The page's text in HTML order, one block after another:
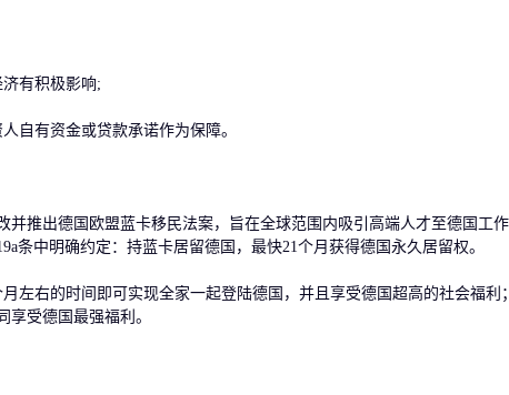
有积极影响;
有资金或贷款承诺作为保障。
推出德国欧盟蓝卡移民法案，旨在全球范围内吸引高端人才至德国工
条中明确约定：持蓝卡居留德国，最快21个月获得德国永久居留权。
右的时间即可实现全家一起登陆德国，并且享受德国超高的社会福利
受德国最强福利。